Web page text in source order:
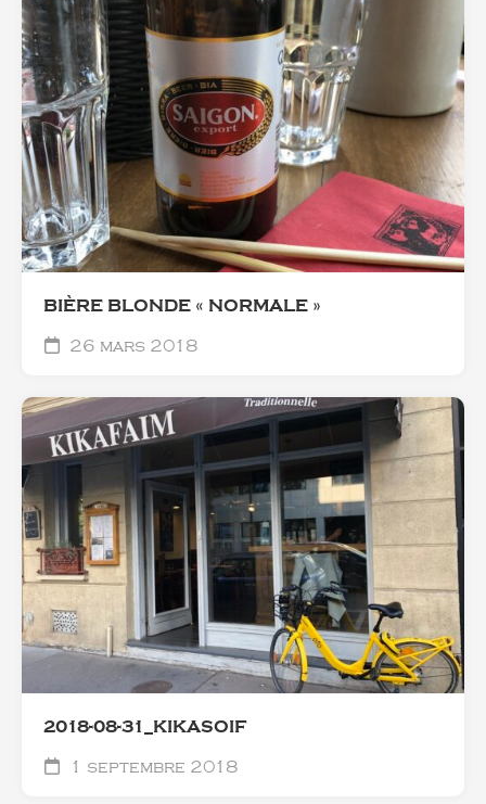
BIÈRE BLONDE « NORMALE »
26 mars 2018
2018-08-31_KIKASOIF
1 septembre 2018